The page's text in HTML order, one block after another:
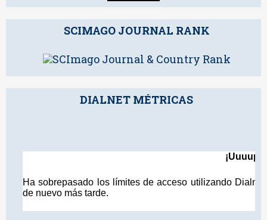
SCIMAGO JOURNAL RANK
DIALNET MÉTRICAS